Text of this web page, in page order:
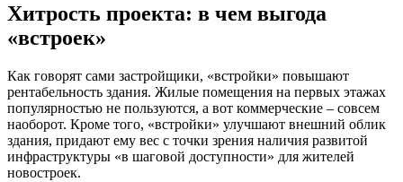
Хитрость проекта: в чем выгода
«встроек»
Как говорят сами застройщики, «встройки» повышают
рентабельность здания. Жилые помещения на первых этажах
популярностью не пользуются, а вот коммерческие – совсем
наоборот. Кроме того, «встройки» улучшают внешний облик
здания, придают ему вес с точки зрения наличия развитой
инфраструктуры «в шаговой доступности» для жителей
новостроек.